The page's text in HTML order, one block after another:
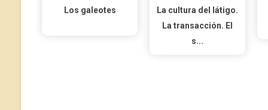
Los galeotes
La cultura del látigo.
La transacción. El
s...